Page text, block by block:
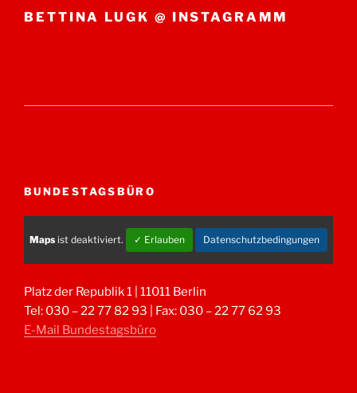
BETTINA LUGK @ INSTAGRAMM
BUNDESTAGSBÜRO
Maps ist deaktiviert. ✓ Erlauben Datenschutzbedingungen
Platz der Republik 1 | 11011 Berlin
Tel: 030 – 22 77 82 93 | Fax: 030 – 22 77 62 93
E-Mail Bundestagsbüro